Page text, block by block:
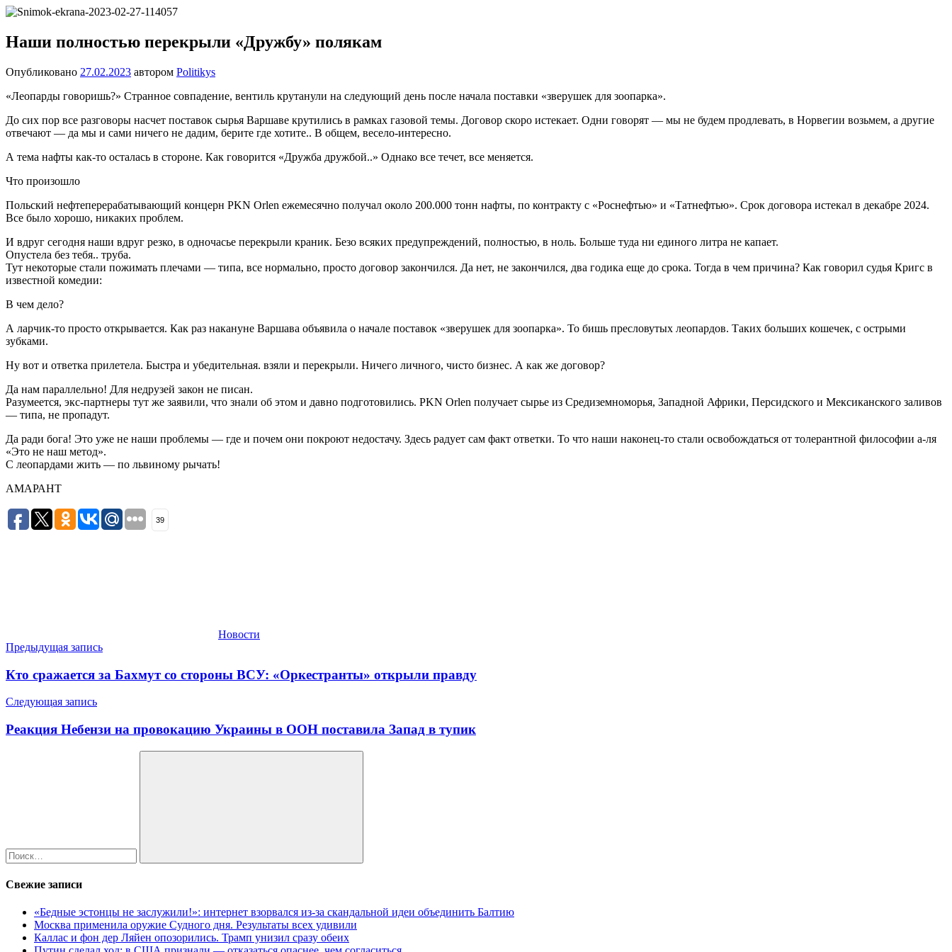
Перейти
содержимому
один
сайт
WordPress
Наши полностью перекрыли «Дружбу» полякам
Опубликовано 27.02.2023 автором Politikys
«Леопарды говоришь?» Странное совпадение, вентиль крутанули на следующий день после начала поставки «зверушек для зоопарка».
До сих пор все разговоры насчет поставок сырья Варшаве крутились в рамках газовой темы. Договор скоро истекает. Одни говорят — мы не будем продлевать, в Норвегии возьмем, а другие
отвечают — да мы и сами ничего не дадим, берите где хотите.. В общем, весело-интересно.
А тема нафты как-то осталась в стороне. Как говорится «Дружба дружбой..» Однако все течет, все меняется.
Что произошло
Польский нефтеперерабатывающий концерн PKN Orlen ежемесячно получал около 200.000 тонн нафты, по контракту с «Роснефтью» и «Татнефтью». Срок договора истекал в декабре 2024.
Все было хорошо, никаких проблем.
И вдруг сегодня наши вдруг резко, в одночасье перекрыли краник. Безо всяких предупреждений, полностью, в ноль. Больше туда ни единого литра не капает.
Опустела без тебя.. труба.
Тут некоторые стали пожимать плечами — типа, все нормально, просто договор закончился. Да нет, не закончился, два годика еще до срока. Тогда в чем причина? Как говорил судья Кригс в
известной комедии:
В чем дело?
А ларчик-то просто открывается. Как раз накануне Варшава объявила о начале поставок «зверушек для зоопарка». То бишь пресловутых леопардов. Таких больших кошечек, с острыми
зубками.
Ну вот и ответка прилетела. Быстра и убедительная. взяли и перекрыли. Ничего личного, чисто бизнес. А как же договор?
Да нам параллельно! Для недрузей закон не писан.
Разумеется, экс-партнеры тут же заявили, что знали об этом и давно подготовились. PKN Orlen получает сырье из Средиземноморья, Западной Африки, Персидского и Мексиканского заливов
— типа, не пропадут.
Да ради бога! Это уже не наши проблемы — где и почем они покроют недостачу. Здесь радует сам факт ответки. То что наши наконец-то стали освобождаться от толерантной философии а-ля
«Это не наш метод».
С леопардами жить — по львиному рычать!
АМАРАНТ
39
Новости
Навигация
по
записям
Предыдущая запись
Кто сражается за Бахмут со стороны ВСУ: «Оркестранты» открыли правду
Следующая запись
Реакция Небензи на провокацию Украины в ООН поставила Запад в тупик
Поиск
Свежие записи
«Бедные эстонцы не заслужили!»: интернет взорвался из-за скандальной идеи объединить Балтию
Москва применила оружие Судного дня. Результаты всех удивили
Каллас и фон дер Ляйен опозорились. Трамп унизил сразу обеих